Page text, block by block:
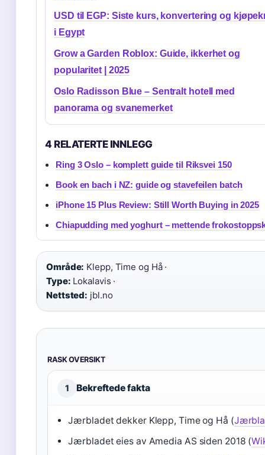
USD til EGP: Siste kurs, konvertering og
i Egypt
Grow a Garden Roblox: Guide, ikkerhet og
popularitet | 2025
Oslo Radisson Blue – Sentralt hotell med
panorama og svanemerket
4 RELATERTE INNLEGG
Ring 3 Oslo – komplett guide til Riksvei 150
Book en bach i NZ: guide og stavefeilen batch
iPhone 15 Plus Review: Still Worth Buying in 2025
Chiapudding med yoghurt – mettende
Område: Klepp, Time og Hå ·
Type: Lokalavis ·
Nettsted: jbl.no
RASK OVERSIKT
1 Bekreftede fakta
Jærbladet dekker Klepp, Time og Hå (
Jærbladet eies av Amedia AS siden 2018 (